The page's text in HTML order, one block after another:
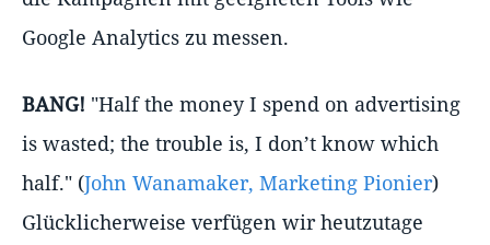
Google Analytics zu messen.
BANG! "Half the money I spend on advertising
is wasted; the trouble is, I don’t know which
half." (John Wanamaker, Marketing Pionier)
Glücklicherweise verfügen wir heutzutage